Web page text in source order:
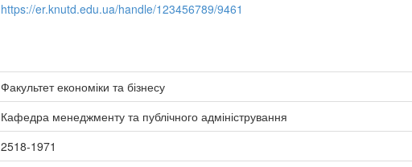
https://er.knutd.edu.ua/handle/123456789/9461
Факультет економіки та бізнесу
Кафедра менеджменту та публічного адміністрування
2518-1971